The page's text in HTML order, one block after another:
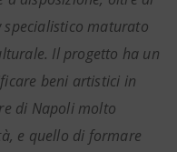
specialistico maturato
Il progetto ha un
beni artistici in
di Napoli molto
e quello di formare